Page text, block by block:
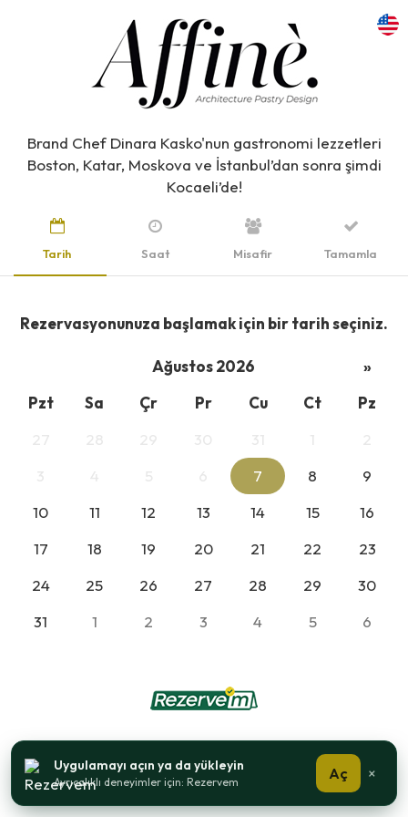
Brand Chef Dinara Kasko'nun gastronomi lezzetleri
Boston, Katar, Moskova ve İstanbul’dan sonra şimdi
Kocaeli’de!
Tarih Saat Misafir Tamamla
Rezervasyonunuza başlamak için bir tarih seçiniz.
Ağustos 2026
»
Pzt
Sa Çr Pr Cu Ct
Pz
7 8
9
10
11 12 13 14 15
16
17
18 19 20 21 22
23
24
25 26 27 28 29
30
31
1 2 3 4 5 6
Uygulamayı açın ya da yükleyin
Ayrıcalıklı deneyimler için: Rezervem Aç ×